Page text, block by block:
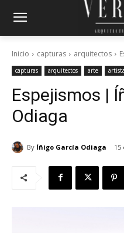
Inicio capturas arquitectos
capturas arquitectos arte
Espejismos |
Odiaga
By Íñigo García Odiaga 15